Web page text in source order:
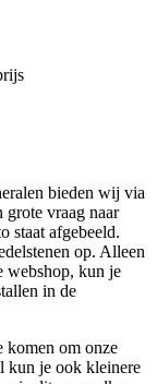
bieden wij via
grote vraag naar
staat afgebeeld.
op. Alleen
webshop, kun je
in de
komen om onze
kun je ook kleinere